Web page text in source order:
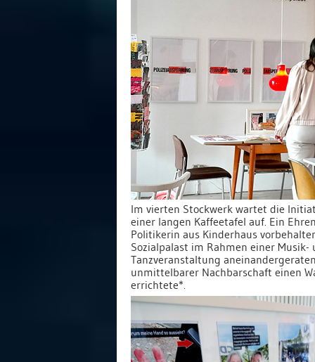
Im vierten Stockwerk wartet die
einer langen Kaffeetafel auf. Ein
Politikerin aus Kinderhaus
Sozialpalast im Rahmen einer Musik-
Tanzveranstaltung
unmittelbarer Nachbarschaft einen
errichtete*.